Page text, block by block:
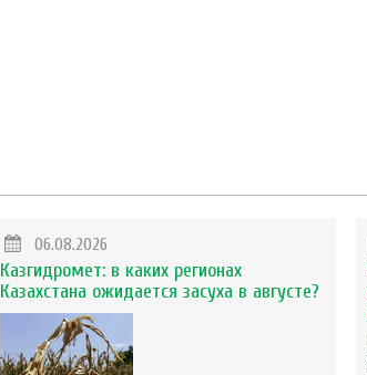
06.08.2026
Казгидромет: в каких регионах
Казахстана ожидается засуха в августе?